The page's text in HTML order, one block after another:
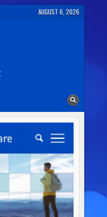
AUGUST 6, 2026